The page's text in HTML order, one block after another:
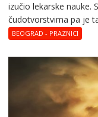
izučiо lеkarskе naukе.
čudotvorstvima pa je
BEOGRAD - PRAZNICI